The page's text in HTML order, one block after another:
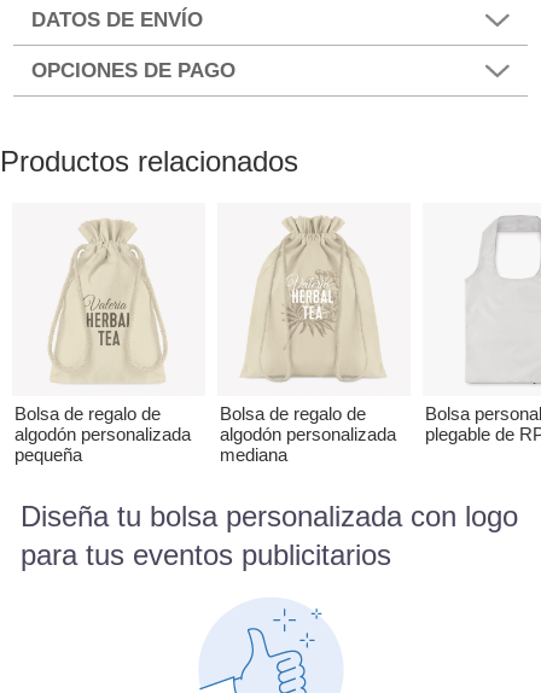
DATOS DE ENVÍO
OPCIONES DE PAGO
Productos relacionados
Bolsa de regalo de
algodón personalizada
pequeña
Bolsa de regalo de
algodón personalizada
mediana
Bolsa
plegable de
Diseña tu bolsa personalizada con logo
para tus eventos publicitarios